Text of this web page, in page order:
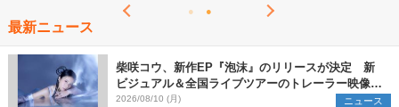
最新ニュース
柴咲コウ、新作EP『泡沫』のリリースが決定 新
ビジュアル＆全国ライブツアーのトレーラー映像が
一部解禁【コメントあり】
2026/08/10 (月) ニュース